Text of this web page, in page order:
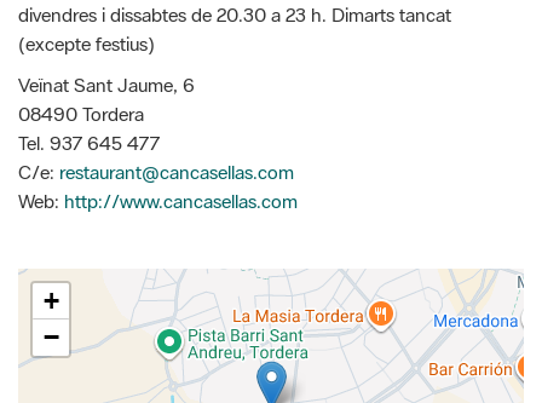
divendres i dissabtes de 20.30 a 23 h. Dimarts tancat
(excepte festius)
Veïnat Sant Jaume, 6
08490 Tordera
Tel. 937 645 477
C/e: restaurant@cancasellas.com
Web: http://www.cancasellas.com
+
−